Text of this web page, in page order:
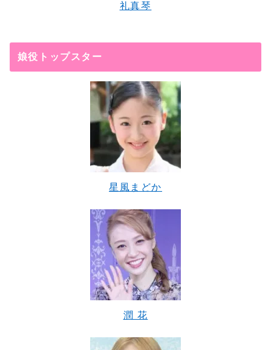
礼真琴
娘役トップスター
星風まどか
潤 花